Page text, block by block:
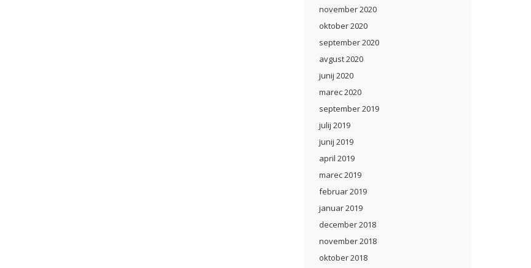
november 2020
oktober 2020
september 2020
avgust 2020
junij 2020
marec 2020
september 2019
julij 2019
junij 2019
april 2019
marec 2019
februar 2019
januar 2019
december 2018
november 2018
oktober 2018